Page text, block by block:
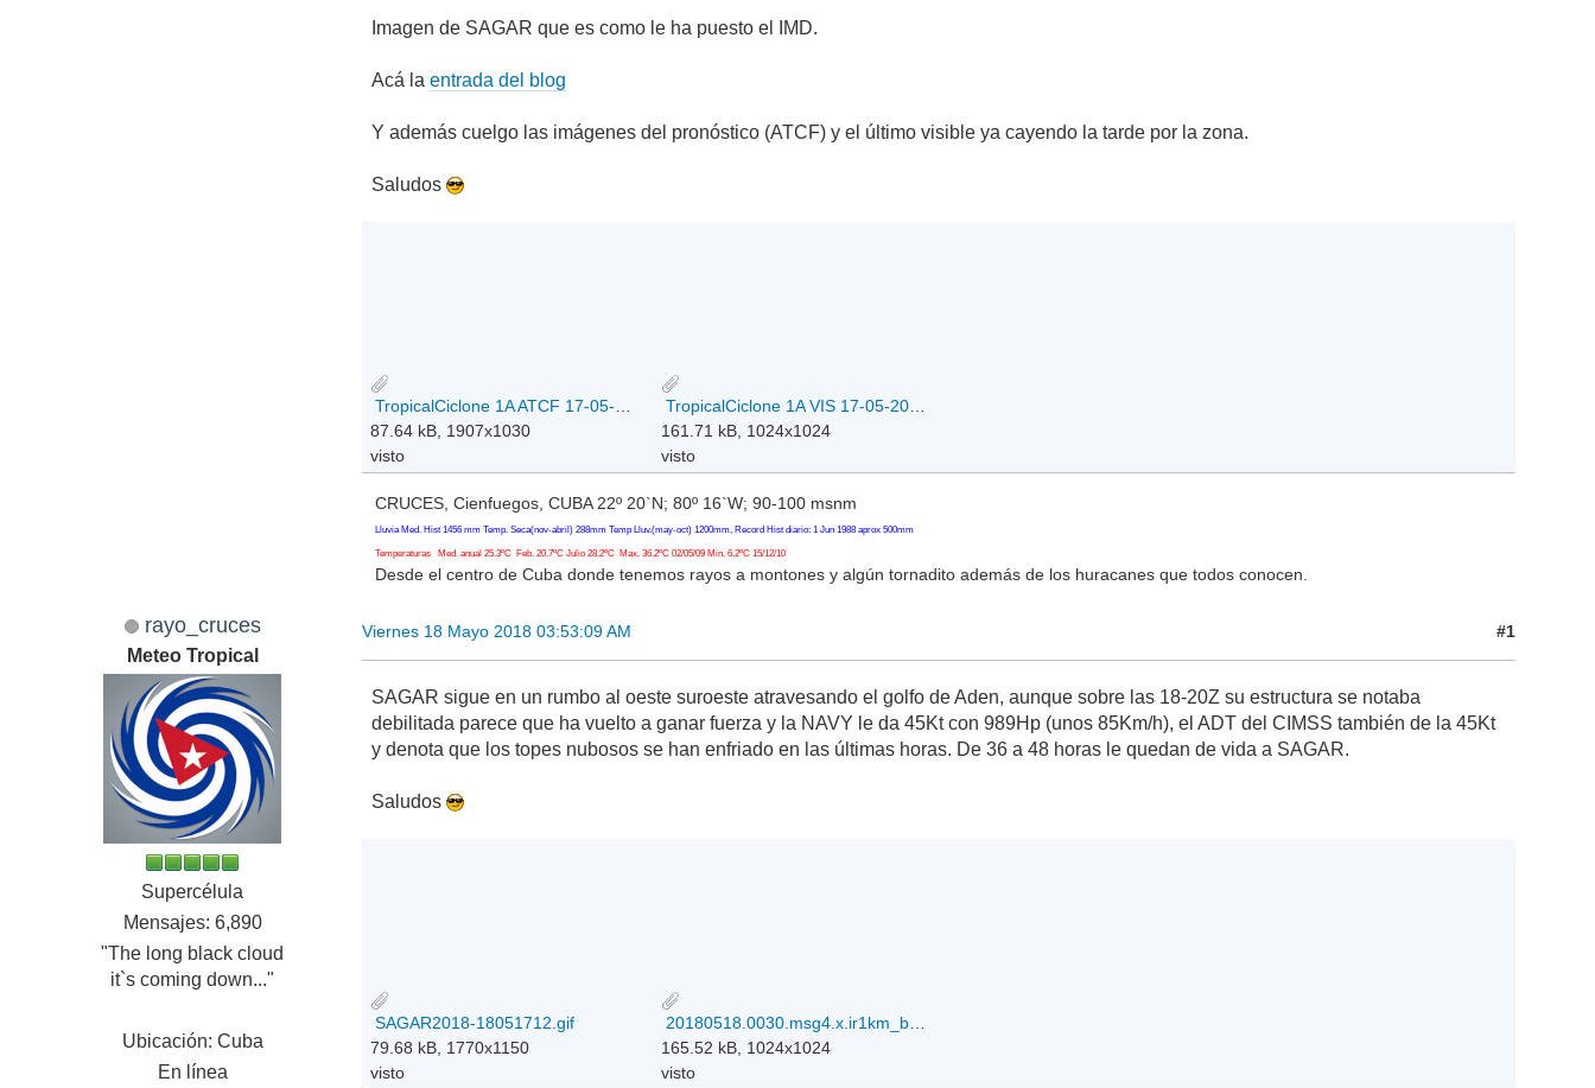
Imagen de SAGAR que es como le ha puesto el IMD.
Acá laentrada del blog
Y además cuelgo las imágenes del pronóstico (ATCF) y el último visible ya cayendo la tarde por la zona.
Saludos
87.64 kB, 1907x1030
visto
161.71 kB, 1024x1024
visto
CRUCES, Cienfuegos, CUBA 22º 20`N; 80º 16`W; 90-100 msnm
Lluvia Med. Hist 1456 mm Temp. Seca(nov-abril) 288mm Temp Lluv.(may-oct) 1200mm, Record Hist diario: 1 Jun 1988 aprox 500mm
Temperaturas Med. anual 25.3ºC Feb. 20.7ºC Julio 28.2ºC Max. 36.2ºC 02/05/09 Min. 6.2ºC 15/12/10
Desde el centro de Cuba donde tenemos rayos a montones y algún tornadito además de los huracanes que todos conocen.
rayo_cruces
Meteo Tropical
Supercélula
Mensajes: 6,890
"The long black cloud
it`s coming down..."
Ubicación: Cuba
En línea
Viernes 18 Mayo 2018 03:53:09 AM #1
SAGAR sigue en un rumbo al oeste suroeste atravesando el golfo de Aden, aunque sobre las 18-20Z su estructura se notaba
debilitada parece que ha vuelto a ganar fuerza y la NAVY le da 45Kt con 989Hp (unos 85Km/h), el ADT del CIMSS también de la 45Kt
y denota que los topes nubosos se han enfriado en las últimas horas. De 36 a 48 horas le quedan de vida a SAGAR.
Saludos
SAGAR2018-18051712.gif
79.68 kB, 1770x1150
visto
165.52 kB, 1024x1024
visto